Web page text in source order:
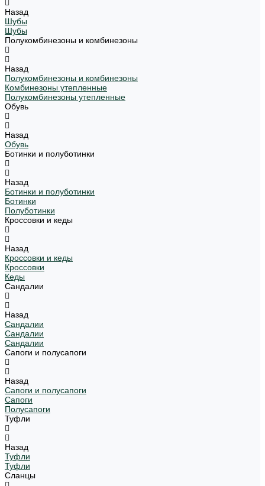
Назад
Шубы
Шубы
Полукомбинезоны и комбинезоны
Назад
Полукомбинезоны и комбинезоны
Комбинезоны утепленные
Полукомбинезоны утепленные
Обувь
Назад
Обувь
Ботинки и полуботинки
Назад
Ботинки и полуботинки
Ботинки
Полуботинки
Кроссовки и кеды
Назад
Кроссовки и кеды
Кроссовки
Кеды
Сандалии
Назад
Сандалии
Сандалии
Сандалии
Сапоги и полусапоги
Назад
Сапоги и полусапоги
Сапоги
Полусапоги
Туфли
Назад
Туфли
Туфли
Сланцы